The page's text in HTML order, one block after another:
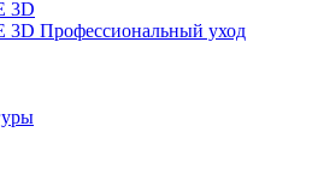
3D
Профессиональный уход